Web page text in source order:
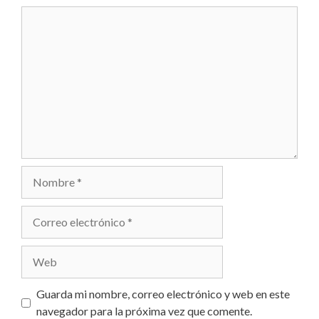
electrónico
Guarda mi nombre, correo electrónico y web en este
navegador para la próxima vez que comente.